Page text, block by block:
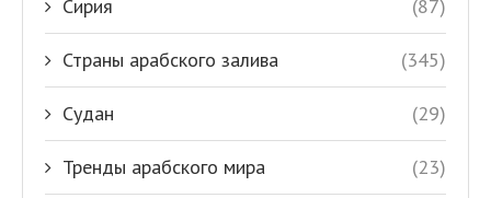
Сирия (87)
Страны арабского залива (345)
Судан (29)
Тренды арабского мира (23)